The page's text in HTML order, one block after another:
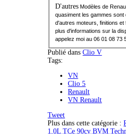
D'autresModèles de
quasiment les gammes sont
d'autres moteurs, finitions et
plus d'informations sur la
appelez moi au 06 01 08 73
Publié dans Clio V
Tags:
VN
Clio 5
Renault
VN Renault
Tweet
Plus dans cette catégorie :
1.0L TCe 90cv BVM